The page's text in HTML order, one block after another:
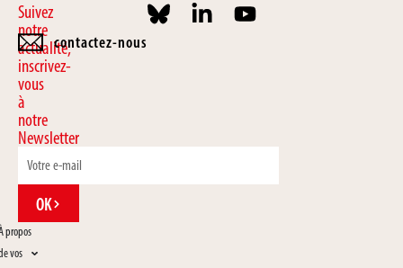
Suivez
notre
actualité,
inscrivez-
vous
à
notre
Newsletter
OK
propos
vos
contactez-nous